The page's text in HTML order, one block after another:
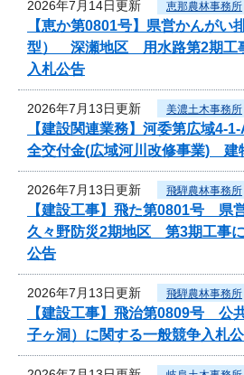
2026年7月14日更新 恵那農林事務所
【恵か第0801号】県営かんがい
型） 深瀬地区 用水路第2期工
入札公告
2026年7月13日更新 美濃土木事務所
【建設関連業務】河委第広域4-
全交付金(広域河川改修事業) 建
2026年7月13日更新 飛騨農林事務所
【建設工事】飛た第0801号 県
久々野防災2期地区 第3期工事
公告
2026年7月13日更新 飛騨農林事務所
【建設工事】飛治第0809号 公
子ヶ洞）に関する一般競争入札